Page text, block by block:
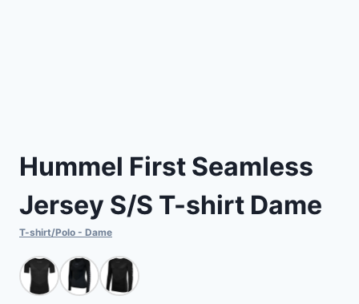
Hummel First Seamless
Jersey S/S T-shirt Dame
T-shirt/Polo - Dame